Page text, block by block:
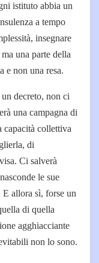
istituto abbia un
a tempo
insegnare
una parte della
e non una resa.
decreto, non ci
una campagna di
capacità collettiva
di
Ci salverà
le sue
E allora sì, forse un
di quella
agghiacciante
non lo sono.